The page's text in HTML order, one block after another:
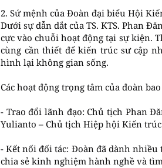
2. Sứ mệnh của Đoàn đại biểu Hội
Dưới sự dẫn dắt của TS. KTS. Phan
cực vào chuỗi hoạt động tại sự kiện.
cùng cần thiết để kiến trúc sư cập
hình lại không gian sống.
Các hoạt động trọng tâm của đoàn
- Trao đổi lãnh đạo: Chủ tịch Phan
Yulianto – Chủ tịch Hiệp hội Kiến
- Kết nối đối tác: Đoàn đã dành nhiều
chia sẻ kinh nghiệm hành nghề và